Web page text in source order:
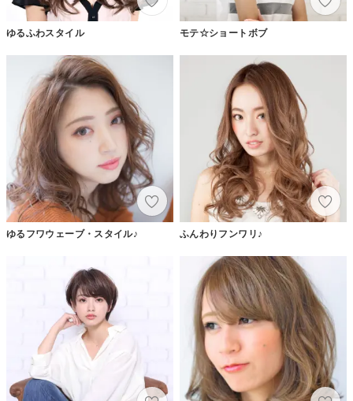
ゆるふわスタイル モテ☆ショートボブ
ゆるフワウェーブ・スタイル♪ ふんわりフンワリ♪